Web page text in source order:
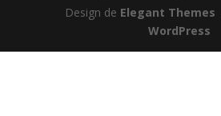
Design de Elegant Themes
WordPress